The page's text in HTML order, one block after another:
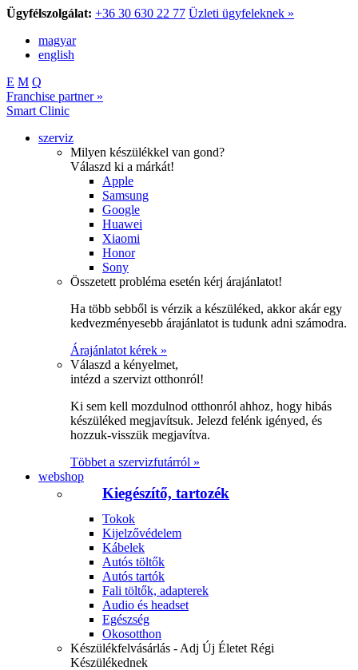
Ügyfélszolgálat: +36 30 630 22 77 Üzleti ügyfeleknek »
magyar
english
E M Q
Franchise partner »
Smart Clinic
szerviz
Milyen készülékkel van gond?
Válaszd ki a márkát!
Apple
Samsung
Google
Huawei
Xiaomi
Honor
Sony
Összetett probléma esetén kérj árajánlatot!
Ha több sebből is vérzik a készüléked, akkor akár egy
kedvezményesebb árajánlatot is tudunk adni számodra.
Árajánlatot kérek »
Válaszd a kényelmet,
intézd a szervizt otthonról!
Ki sem kell mozdulnod otthonról ahhoz, hogy hibás
készüléked megjavítsuk. Jelezd felénk igényed, és
hozzuk-visszük megjavítva.
Többet a szervizfutárról »
webshop
Kiegészítő, tartozék
Tokok
Kijelzővédelem
Kábelek
Autós töltők
Autós tartók
Fali töltők, adapterek
Audio és headset
Egészség
Okosotthon
Készülékfelvásárlás - Adj Új Életet Régi
Készülékednek